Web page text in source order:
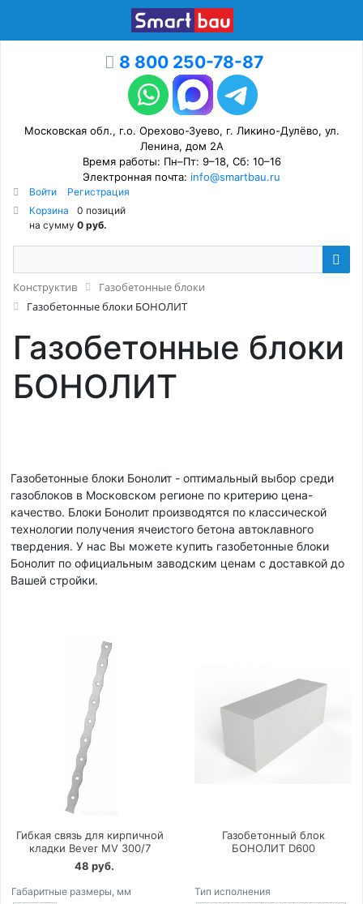
8 800 250-78-87
Московская обл., г.о. Орехово-Зуево, г. Ликино-Дулёво, ул.
Ленина, дом 2А
Время работы: Пн–Пт: 9–18, Сб: 10–16
Электронная почта: info@smartbau.ru
Войти
Регистрация
Корзина
0 позиций
на сумму 0 руб.
Конструктив
Газобетонные блоки
Газобетонные блоки БОНОЛИТ
Газобетонные блоки
БОНОЛИТ
Газобетонные блоки Бонолит - оптимальный выбор среди
газоблоков в Московском регионе по критерию цена-
качество. Блоки Бонолит производятся по классической
технологии получения ячеистого бетона автоклавного
твердения. У нас Вы можете купить газобетонные блоки
Бонолит по официальным заводским ценам с доставкой до
Вашей стройки.
Гибкая связь для кирпичной
кладки Bever MV 300/7
48 руб.
Габаритные размеры, мм
Газобетонный блок
БОНОЛИТ D600
Тип исполнения